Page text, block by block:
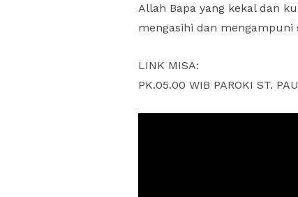
Allah Bapa yang kekal dan
mengasihi dan
LINK MISA:
PK.05.00 WIB PAROKI ST.